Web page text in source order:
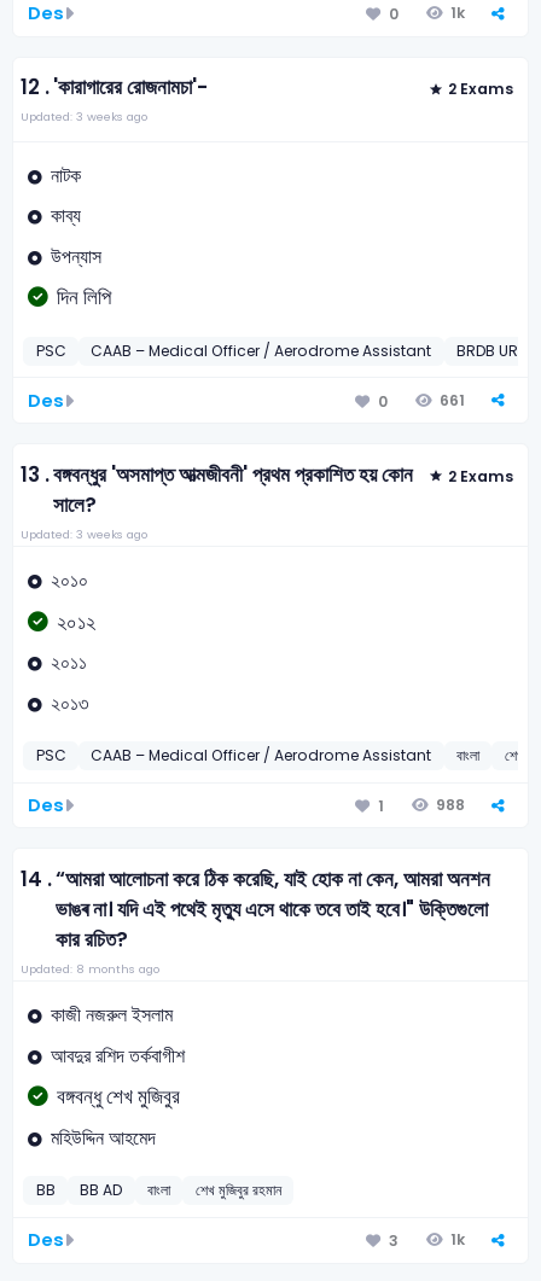
Des 0 1k
12 .'কারাগারের রোজনামচা'- 2 Exams
Updated: 3 weeks ago
নাটক
কাব্য
উপন্যাস
দিন লিপি
PSC CAAB – Medical Officer / Aerodrome Assistant BRDB
Des 0 661
13 .বঙ্গবন্ধুর 'অসমাপ্ত আত্মজীবনী' প্রথম প্রকাশিত হয় কোন
সালে?
2 Exams
Updated: 3 weeks ago
২০১০
২০১২
২০১১
২০১৩
PSC CAAB – Medical Officer / Aerodrome Assistant বাংলা শেখ
Des 1 988
14 .“আমরা আলোচনা করে ঠিক করেছি, যাই হোক না কেন, আমরা অনশন
ভাঙৰ না। যদি এই পথেই মৃত্যু এসে থাকে তবে তাই হবে।" উক্তিগুলো
কার রচিত?
Updated: 8 months ago
কাজী নজরুল ইসলাম
আবদুর রশিদ তর্কবাগীশ
বঙ্গবন্ধু শেখ মুজিবুর
মহিউদ্দিন আহমেদ
BB BB AD বাংলা শেখ মুজিবুর রহমান
Des 3 1k